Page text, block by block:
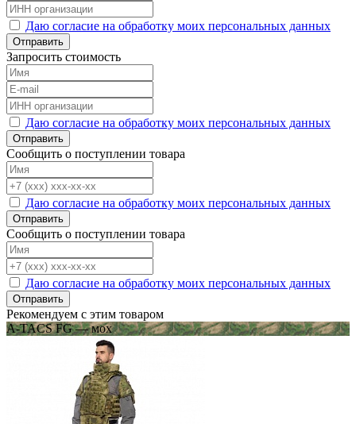
Даю согласие на обработку моих персональных данных
Отправить
Запросить стоимость
Даю согласие на обработку моих персональных данных
Отправить
Сообщить о поступлении товара
Даю согласие на обработку моих персональных данных
Отправить
Сообщить о поступлении товара
Даю согласие на обработку моих персональных данных
Отправить
Рекомендуем с этим товаром
A-TACS FG — мох